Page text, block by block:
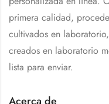
primera calidad,
cultivados en
creados en laboratorio
lista para enviar.
Acerca de